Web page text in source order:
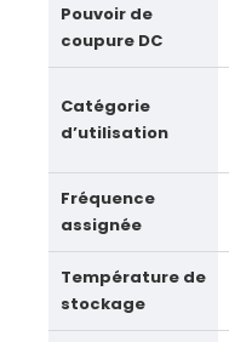
Pouvoir de
coupure DC
Catégorie
d’utilisation
Fréquence
assignée
Température de
stockage